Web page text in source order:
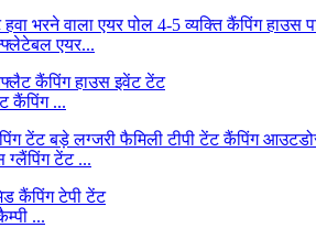
एयर...
कैंपिंग ...
ग्लैंपिंग टेंट ...
...